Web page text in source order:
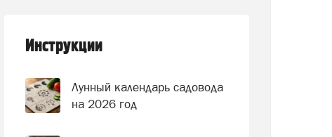
Инструкции
Лунный календарь садовода
на 2026 год